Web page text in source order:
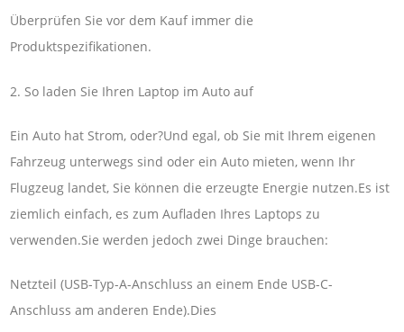
Überprüfen Sie vor dem Kauf immer die
Produktspezifikationen.
2. So laden Sie Ihren Laptop im Auto auf
Ein Auto hat Strom, oder?Und egal, ob Sie mit Ihrem eigenen
Fahrzeug unterwegs sind oder ein Auto mieten, wenn Ihr
Flugzeug landet, Sie können die erzeugte Energie nutzen.Es ist
ziemlich einfach, es zum Aufladen Ihres Laptops zu
verwenden.Sie werden jedoch zwei Dinge brauchen:
Netzteil (USB-Typ-A-Anschluss an einem Ende USB-C-
Anschluss am anderen Ende).Dies